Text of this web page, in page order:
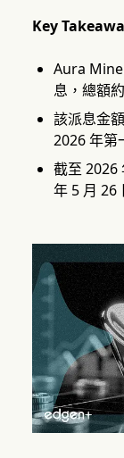
Key
Aura
息，總額
該派息金
2026 年第
截至 2026
年 5 月 26